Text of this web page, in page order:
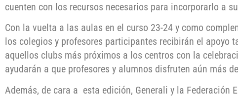
cuenten con los recursos necesarios para incorporarlo a
Con la vuelta a las aulas en el curso 23-24 y como
los colegios y profesores participantes recibirán el apoyo
aquellos clubs más próximos a los centros con la
ayudarán a que profesores y alumnos disfruten aún más
Además, de cara a esta edición, Generali y la Federación